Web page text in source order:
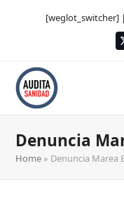
[weglot_switcher] |
Denuncia
Home » Denuncia Marea